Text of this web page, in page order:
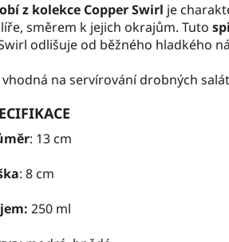
z kolekce Copper Swirl je
směrem k jejich okrajům. Tuto
odlišuje od běžného hladkého
na servírování drobných
: 13 cm
: 8 cm
250 ml